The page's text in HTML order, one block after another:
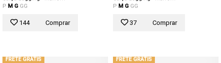
P M G GG
144 Comprar
P M G GG
37 Comprar
FRETE GRÁTIS FRETE GRÁTIS